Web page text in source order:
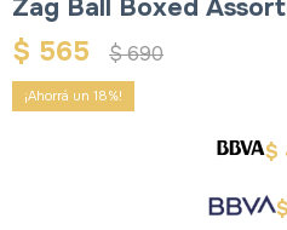
Zag Ball Boxed
$ 565 $690
18
$
$